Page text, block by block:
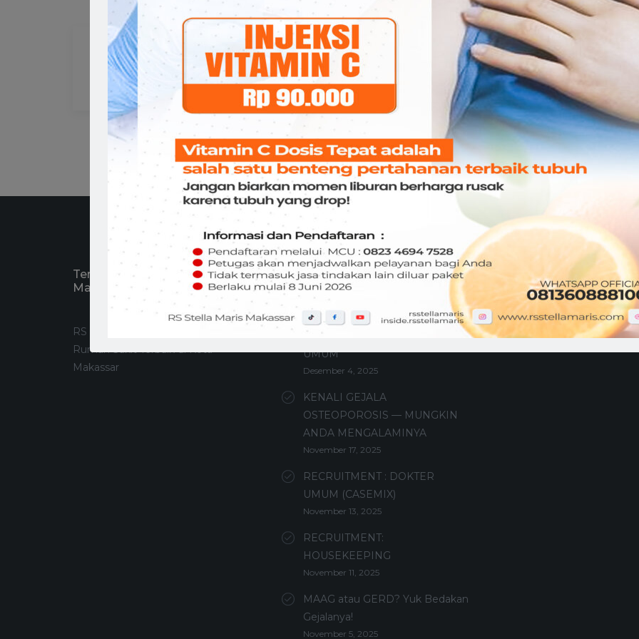
Prof.Dr.dr. Muh. Ramli
Ahmad,Sp.An,KMN,KAP
ANASTESI
Tentang RS Stella Maris
Makassar
RS Stella Maris Makassar merupakan
Rumah Sakit Terbaik di Kota
Makassar
Recent Posts
RECRUITMENT PERAWAT
UMUM
Desember 4, 2025
KENALI GEJALA
OSTEOPOROSIS — MUNGKIN
ANDA MENGALAMINYA
November 17, 2025
RECRUITMENT : DOKTER
UMUM (CASEMIX)
November 13, 2025
RECRUITMENT:
HOUSEKEEPING
November 11, 2025
MAAG atau GERD? Yuk Bedakan
Gejalanya!
November 5, 2025